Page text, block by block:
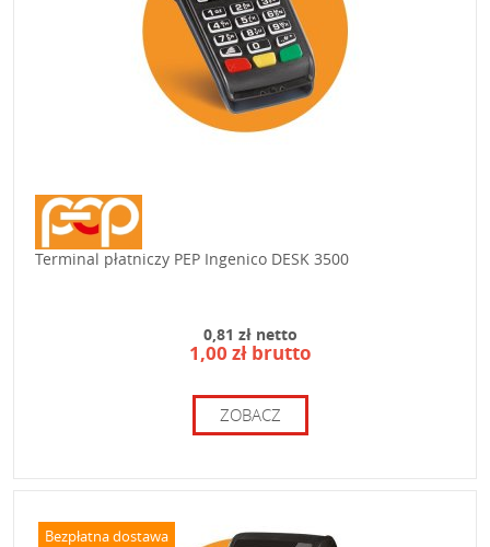
Terminal płatniczy PEP Ingenico DESK 3500
0,81 zł netto
1,00 zł brutto
ZOBACZ
Bezpłatna dostawa